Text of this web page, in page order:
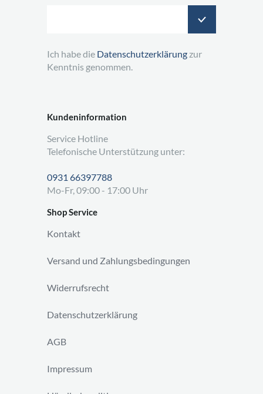
Kundeninformation
Service Hotline
Telefonische Unterstützung unter:
0931 66397788
Mo-Fr, 09:00 - 17:00 Uhr
Shop Service
Kontakt
Versand und Zahlungsbedingungen
Widerrufsrecht
Datenschutzerklärung
AGB
Impressum
Ich habe die Datenschutzerklärung zur
Kenntnis genommen.